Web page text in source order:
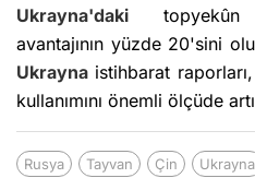
Ukrayna'daki topyekûn
avantajının yüzde 20'sini
Ukrayna istihbarat raporları,
kullanımını önemli ölçüde
Rusya Tayvan Çin Ukrayna